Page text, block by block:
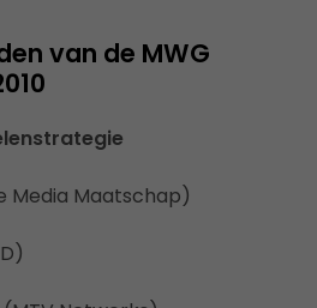
van de MWG
Media Maatschap)